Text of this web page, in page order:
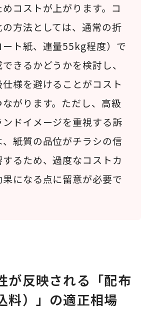
コストが上がります。コ
方法としては、通常の折
ート紙、連量55kg程度）で
きるかどうかを検討し、
様を避けることがコスト
がります。ただし、高級
ドイメージを重視する訴
紙質の品位がチラシの信
るため、過度なコストカ
果になる点に留意が必要で
が反映される「配布
料）」の適正相場